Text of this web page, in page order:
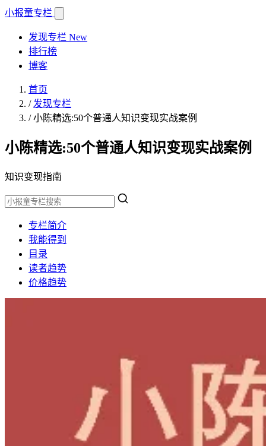
小报童专栏
发现专栏 New
排行榜
博客
首页
/ 发现专栏
/小陈精选:50个普通人知识变现实战案例
小陈精选:50个普通人知识变现实战案例
知识变现指南
专栏简介
我能得到
目录
读者趋势
价格趋势